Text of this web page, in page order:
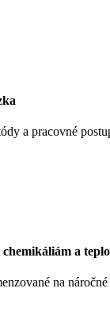
a pracovné
a
na